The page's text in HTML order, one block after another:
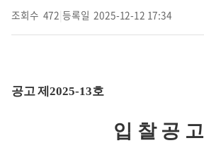
조회수 472 등록일 2025-12-12 17:34
공고 제2025-13호
입 찰 공 고